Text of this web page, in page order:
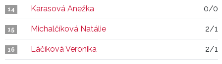
14 Karasová Anežka 0/0
15 Michalčíková Natálie 2/1
16 Láčíková Veronika 2/1